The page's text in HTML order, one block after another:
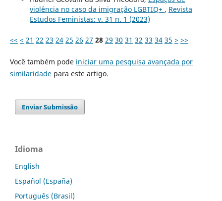
violência no caso da imigração LGBTIQ+ , Revista
Estudos Feministas: v. 31 n. 1 (2023)
<< < 21 22 23 24 25 26 27 28 29 30 31 32 33 34 35 > >>
Você também pode iniciar uma pesquisa avançada por
similaridadepara este artigo.
Enviar Submissão
Idioma
English
Español (España)
Português (Brasil)